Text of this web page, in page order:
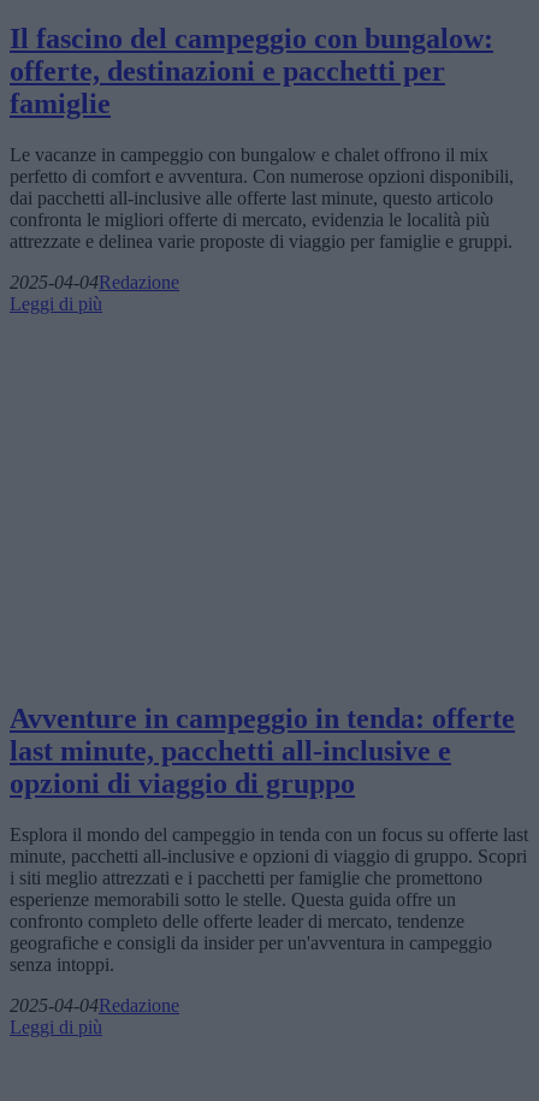
Il fascino del campeggio con bungalow:
offerte, destinazioni e pacchetti per
famiglie
Le vacanze in campeggio con bungalow e chalet offrono il mix
perfetto di comfort e avventura. Con numerose opzioni disponibili,
dai pacchetti all-inclusive alle offerte last minute, questo articolo
confronta le migliori offerte di mercato, evidenzia le località più
attrezzate e delinea varie proposte di viaggio per famiglie e gruppi.
2025-04-04Redazione
Leggi di più
Avventure in campeggio in tenda: offerte
last minute, pacchetti all-inclusive e
opzioni di viaggio di gruppo
Esplora il mondo del campeggio in tenda con un focus su offerte last
minute, pacchetti all-inclusive e opzioni di viaggio di gruppo. Scopri
i siti meglio attrezzati e i pacchetti per famiglie che promettono
esperienze memorabili sotto le stelle. Questa guida offre un
confronto completo delle offerte leader di mercato, tendenze
geografiche e consigli da insider per un'avventura in campeggio
senza intoppi.
2025-04-04Redazione
Leggi di più